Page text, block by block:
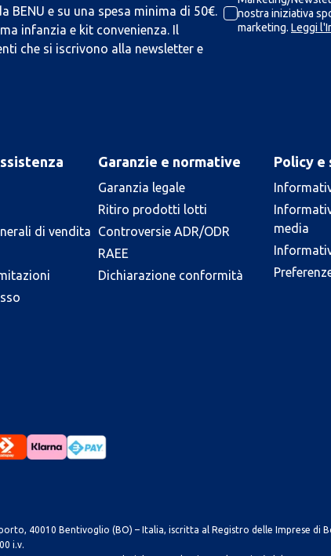
e su una spesa minima di 50€.
infanzia e kit convenienza. Il
che si iscrivono alla newsletter e
nostra iniziativa
marketing. Leggi
di vendita
Garanzie e normative
Garanzia legale
Ritiro prodotti lotti
Controversie ADR/ODR
RAEE
Dichiarazione conformità
Policy e
media
40010 Bentivoglio (BO) – Italia, iscritta al Registro delle Imprese di
i.v.